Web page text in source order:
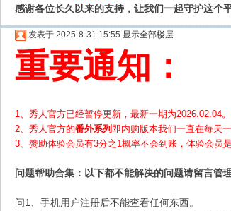
感谢各位长久以来的支持，让我们一起守护这个
发表于 2025-8-31 15:55 显示全部楼层
重要通知：
1、秀人官方已经暂停更新，最新一期为2026.02.04
2、 秀人官方的番外系列 即内购版本我们一直在每天
3、赞助体验会员有3分之1概率不会到账，体验会员
问题帮助合集 ：以下都不能解决的问题请留言管
问1、手机用户注册后不能查看任何东西。